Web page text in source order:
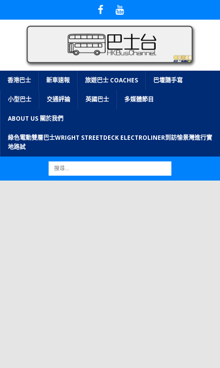
香港巴士 新車速報 旅遊巴士 COACHES 巴壇隨手寫
小型巴士 交通評論 英國巴士 多媒體節目
ABOUT US 關於我們
綠色電動雙層巴士WRIGHT STREETDECK ELECTROLINER到訪愉景灣進行實
地路試